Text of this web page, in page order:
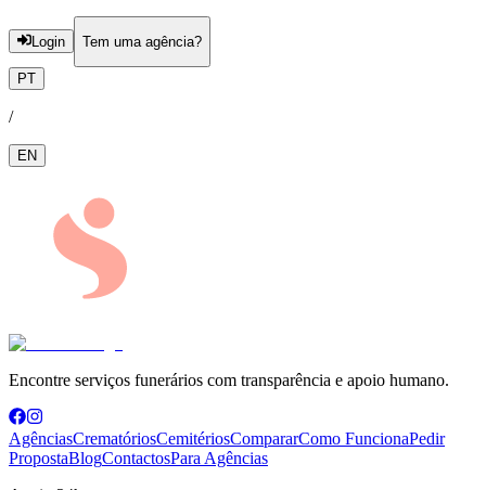
Login Tem uma agência?
PT
/
EN
Encontre serviços funerários com transparência e apoio humano.
AgênciasCrematóriosCemitériosCompararComo FuncionaPedir
PropostaBlogContactosPara Agências